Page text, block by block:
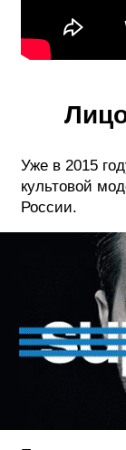
Уже в 2015
культовой
России.